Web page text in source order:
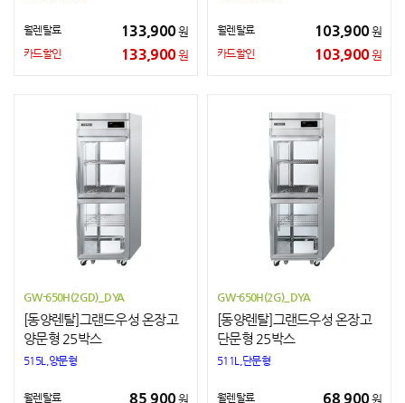
월렌탈료 133,900원
카드할인 133,900원
월렌탈료 103,900원
카드할인 103,900원
GW-650H(2GD)_DYA
[동양렌탈]그랜드우성 온장고
양문형 25박스
515L,양문형
월렌탈료 85,900원
GW-650H(2G)_DYA
[동양렌탈]그랜드우성 온장고
단문형 25박스
511L,단문형
월렌탈료 68,900원